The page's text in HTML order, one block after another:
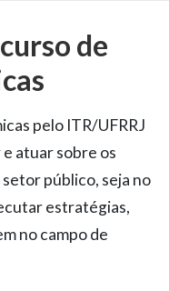
de
pelo ITR/UFRRJ
atuar sobre os
público, seja no
estratégias,
no campo de